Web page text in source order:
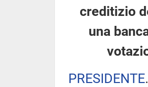
creditizio
una
PRESIDENTE